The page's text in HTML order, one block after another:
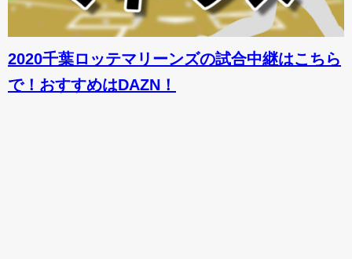
2020千葉ロッテマリーンズの試合中継はこちら
で！おすすめはDAZN！